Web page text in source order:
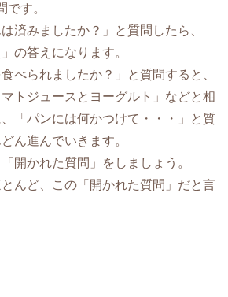
です。
済みましたか？」と質問したら、
の答えになります。
べられましたか？」と質問すると、
マトジュースとヨーグルト」などと相
「パンには何かつけて・・・」と質
ん進んでいきます。
開かれた質問」をしましょう。
んど、この「開かれた質問」だと言